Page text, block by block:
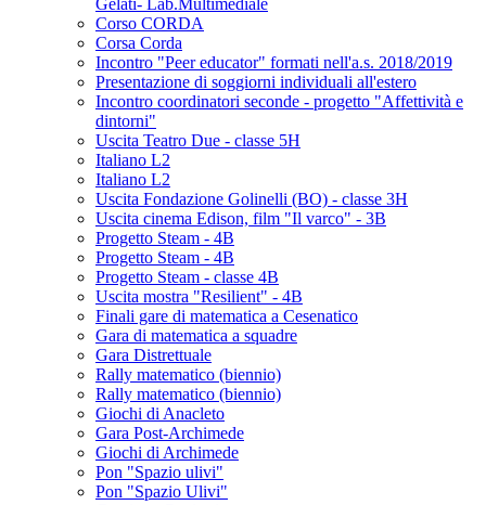
Gelati- Lab.Multimediale
Corso CORDA
Corsa Corda
Incontro "Peer educator" formati nell'a.s. 2018/2019
Presentazione di soggiorni individuali all'estero
Incontro coordinatori seconde - progetto "Affettività e
dintorni"
Uscita Teatro Due - classe 5H
Italiano L2
Italiano L2
Uscita Fondazione Golinelli (BO) - classe 3H
Uscita cinema Edison, film "Il varco" - 3B
Progetto Steam - 4B
Progetto Steam - 4B
Progetto Steam - classe 4B
Uscita mostra "Resilient" - 4B
Finali gare di matematica a Cesenatico
Gara di matematica a squadre
Gara Distrettuale
Rally matematico (biennio)
Rally matematico (biennio)
Giochi di Anacleto
Gara Post-Archimede
Giochi di Archimede
Pon "Spazio ulivi"
Pon "Spazio Ulivi"